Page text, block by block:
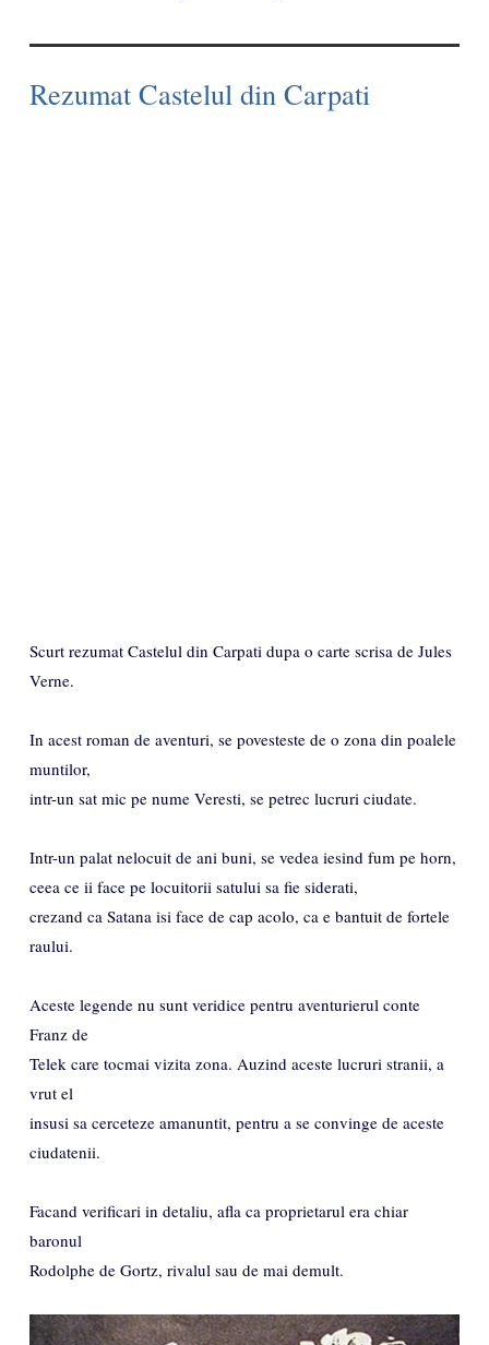
Rezumat Castelul din Carpati
Scurt rezumat Castelul din Carpati dupa o carte scrisa de Jules
Verne.
In acest roman de aventuri, se povesteste de o zona din poalele
muntilor,
intr-un sat mic pe nume Veresti, se petrec lucruri ciudate.
Intr-un palat nelocuit de ani buni, se vedea iesind fum pe horn,
ceea ce ii face pe locuitorii satului sa fie siderati,
crezand ca Satana isi face de cap acolo, ca e bantuit de fortele
raului.
Aceste legende nu sunt veridice pentru aventurierul conte
Franz de
Telek care tocmai vizita zona. Auzind aceste lucruri stranii, a
vrut el
insusi sa cerceteze amanuntit, pentru a se convinge de aceste
ciudatenii.
Facand verificari in detaliu, afla ca proprietarul era chiar
baronul
Rodolphe de Gortz, rivalul sau de mai demult.